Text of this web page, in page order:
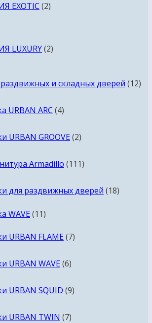
EXOTIC 2товара
LUXURY 2товара
и складных дверей 1212
URBAN ARC 44
URBAN GROOVE 22
Armadillo 111111
для раздвижных дверей 1818
WAVE 1111
URBAN FLAME 77
URBAN WAVE 66
URBAN SQUID 99
URBAN TWIN 77